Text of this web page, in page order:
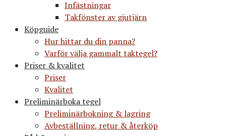
Infästningar
Takfönster av gjutjärn
Köpguide
Hur hittar du din panna?
Varför välja gammalt taktegel?
Priser & kvalitet
Priser
Kvalitet
Preliminärboka tegel
Preliminärbokning & lagring
Avbeställning, retur & återköp